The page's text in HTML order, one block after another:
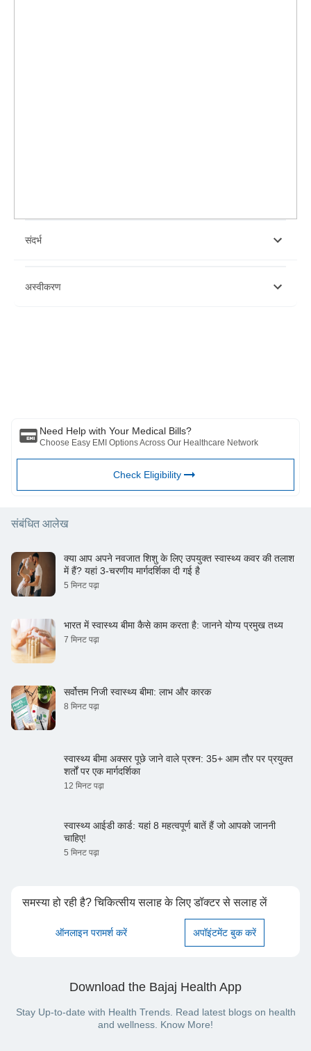
संदर्भ
https://www.researchgate.net/profile/K-Saravanan-
Pair-Id=APKAJLOHF5GGSLRBV4ZA
अस्वीकरण
Need Help with Your Medical Bills?
Choose Easy EMI Options Across Our Healthcare Network
Check Eligibility
संबंधित आलेख
क्या आप अपने नवजात शिशु के लिए उपयुक्त स्वास्थ्य कवर की तलाश
में हैं? यहां 3-चरणीय मार्गदर्शिका दी गई है
5 मिनट पढ़ा
भारत में स्वास्थ्य बीमा कैसे काम करता है: जानने योग्य प्रमुख तथ्य
7 मिनट पढ़ा
सर्वोत्तम निजी स्वास्थ्य बीमा: लाभ और कारक
8 मिनट पढ़ा
स्वास्थ्य बीमा अक्सर पूछे जाने वाले प्रश्न: 35+ आम तौर पर प्रयुक्त
शर्तों पर एक मार्गदर्शिका
12 मिनट पढ़ा
स्वास्थ्य आईडी कार्ड: यहां 8 महत्वपूर्ण बातें हैं जो आपको जाननी
चाहिए!
5 मिनट पढ़ा
समस्या हो रही है? चिकित्सीय सलाह के लिए डॉक्टर से सलाह लें
ऑनलाइन परामर्श करें अपॉइंटमेंट बुक करें
Download the Bajaj Health App
Stay Up-to-date with Health Trends. Read latest blogs on health
and wellness. Know More!